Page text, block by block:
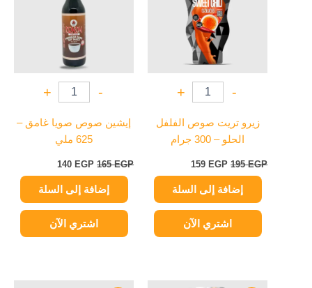
-
+
زيرو تريت صوص الفلفل
الحلو – 300 جرام
195EGP
159 EGP
إضافة إلى السلة
اشتري الآن
-
+
إيشين صوص صويا غامق –
625 ملي
165EGP
140 EGP
إضافة إلى السلة
اشتري الآن
السعر